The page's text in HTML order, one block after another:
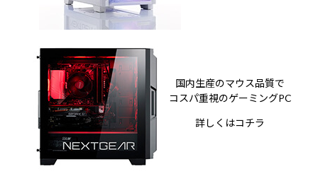
国内生産のマウス品質で
コスパ重視のゲーミングPC
詳しくはコチラ